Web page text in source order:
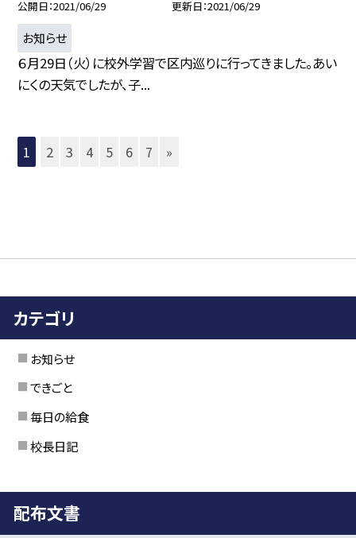
公開日 2021/06/29 更新日 2021/06/29
お知らせ
６月29日（火）に校外学習で区内巡りに行ってきました。あい
にくの天気でしたが、子...
1 2 3 4 5 6 7 »
カテゴリ
お知らせ
できごと
毎日の給食
校長日記
配布文書